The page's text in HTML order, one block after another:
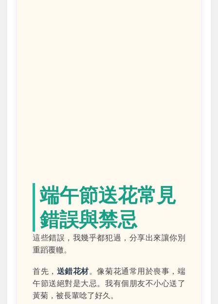
端午節送花常見
錯誤與禁忌
這些錯誤，我幾乎都犯過，分享出來讓你別
重蹈覆轍。
首先， 送錯花材。像菊花通常用於喪事，端
午節送絕對是大忌。我有個朋友不小心送了
黃菊，被長輩唸了好久。